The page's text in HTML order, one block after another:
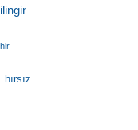
hırsız